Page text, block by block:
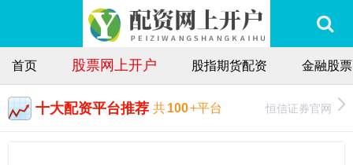
首页 股票网上开户 股指期货配资 金融股
十大配资平台推荐 共100+平台 恒信证券官网